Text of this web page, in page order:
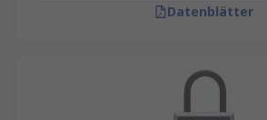
Datenblätter